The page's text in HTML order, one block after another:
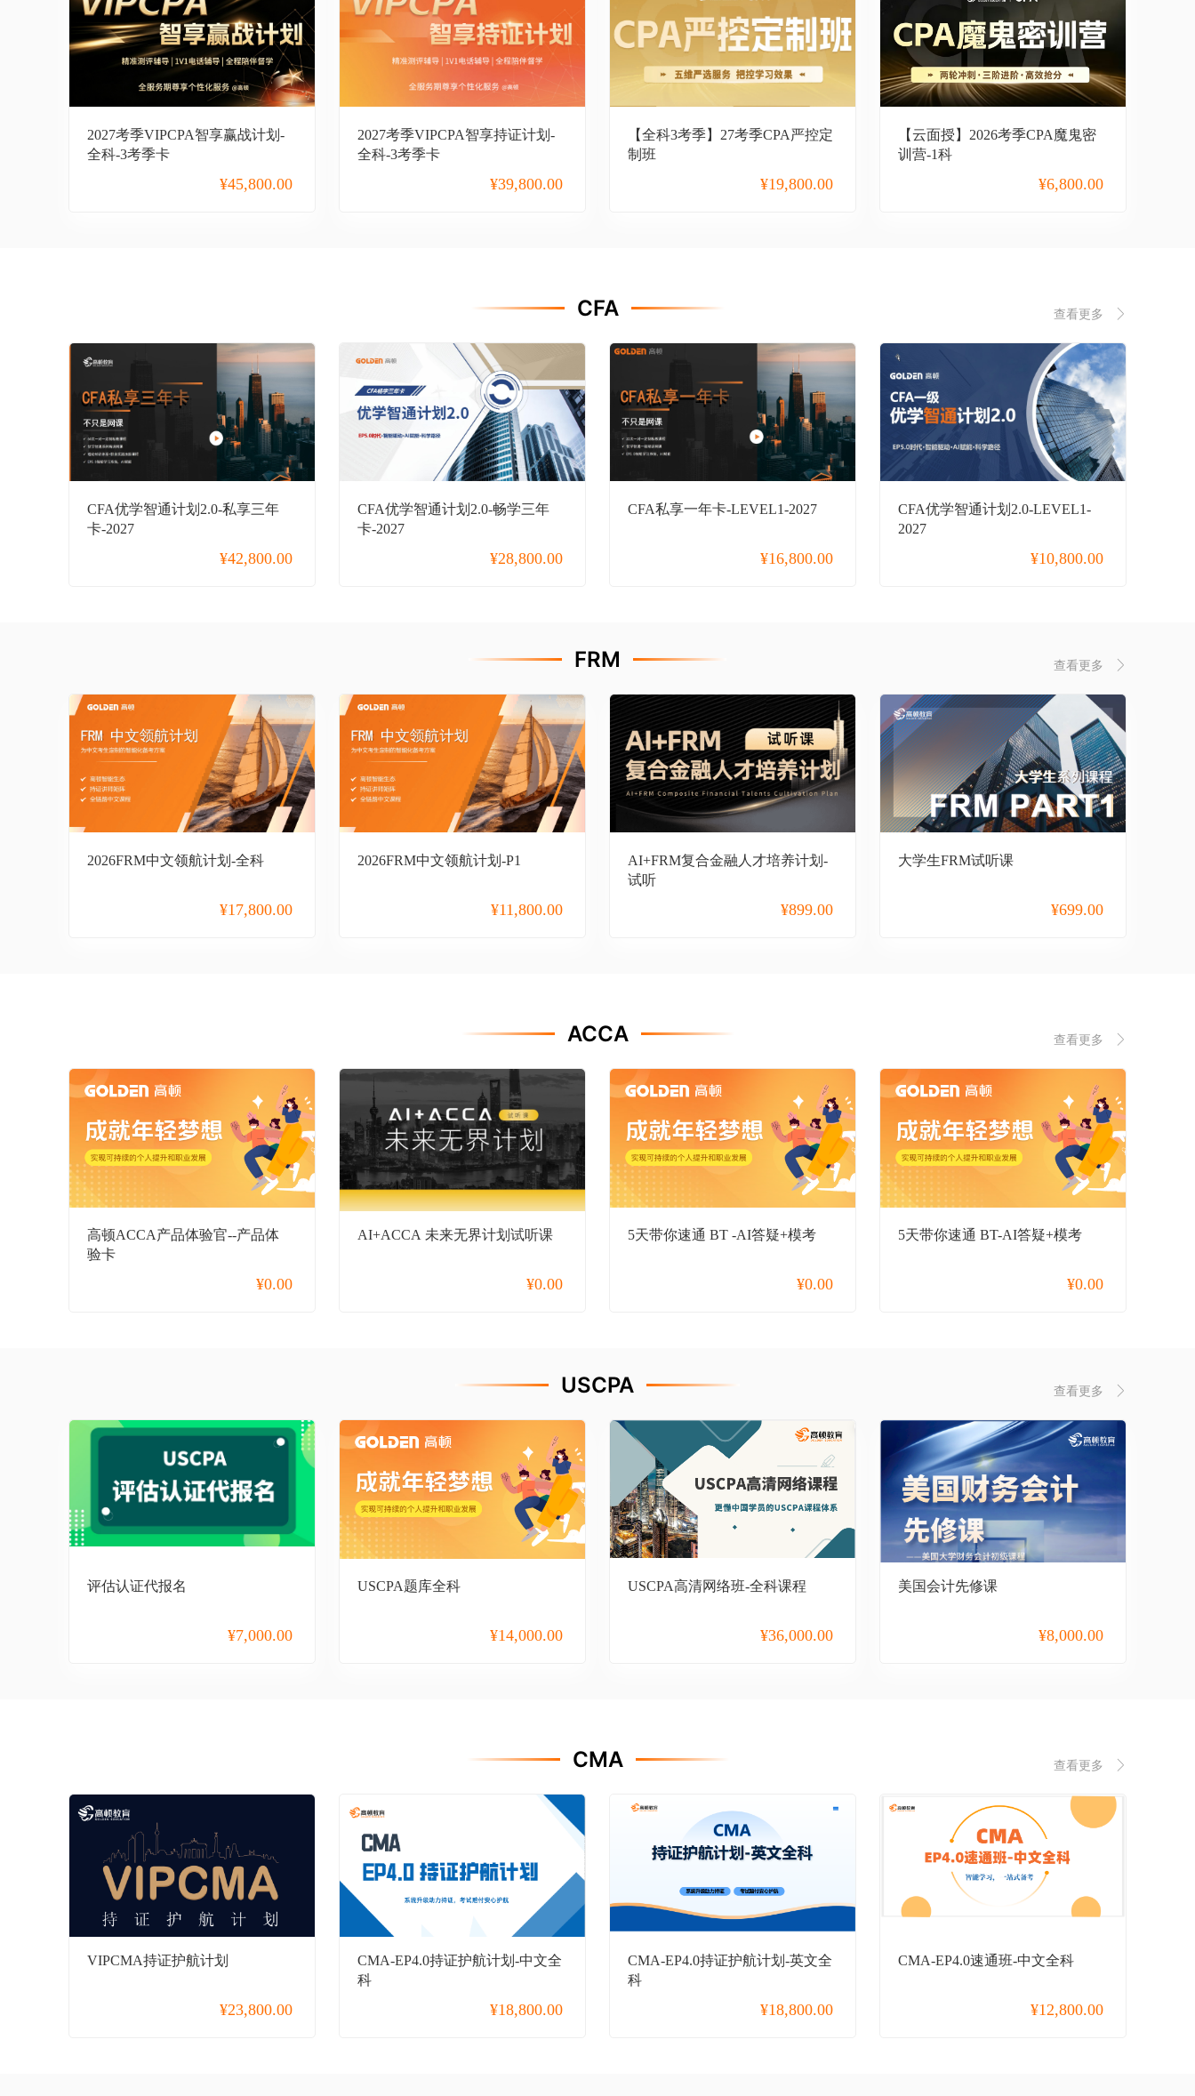
秒抢专区
USCPA
CGFT
公务员
事业单位
教师招聘
初级会计职称
中级会计职称
高级会计职称
银行招聘考试
国企招聘
国际薪税师
海外留学
大学英语四六级
2027考季VIPCPA智享赢战计划-
全科-3考季卡
¥45,800.00
2027考季VIPCPA智享持证计划-
全科-3考季卡
¥39,800.00
【全科3考季】27考季CPA严控定
制班
¥19,800.00
【云面授】2026考季CPA魔鬼密
训营-1科
¥6,800.00
查看更多
CFA
CFA优学智通计划2.0-私享三年
卡-2027
¥42,800.00
CFA优学智通计划2.0-畅学三年
卡-2027
¥28,800.00
CFA私享一年卡-LEVEL1-2027
¥16,800.00
CFA优学智通计划2.0-LEVEL1-
2027
¥10,800.00
查看更多
FRM
2026FRM中文领航计划-全科
¥17,800.00
2026FRM中文领航计划-P1
¥11,800.00
AI+FRM复合金融人才培养计划-
试听
¥899.00
大学生FRM试听课
¥699.00
查看更多
ACCA
高顿ACCA产品体验官--产品体
验卡
¥0.00
AI+ACCA 未来无界计划试听课
¥0.00
5天带你速通 BT -AI答疑+模考
¥0.00
5天带你速通 BT-AI答疑+模考
¥0.00
查看更多
USCPA
评估认证代报名
¥7,000.00
USCPA题库全科
¥14,000.00
USCPA高清网络班-全科课程
¥36,000.00
美国会计先修课
¥8,000.00
查看更多
CMA
VIPCMA持证护航计划
¥23,800.00
CMA-EP4.0持证护航计划-中文全
科
¥18,800.00
CMA-EP4.0持证护航计划-英文全
科
¥18,800.00
CMA-EP4.0速通班-中文全科
¥12,800.00